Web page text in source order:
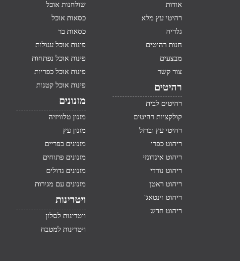
אודות
רהיטי עץ מלא
גלריה
חנות רהיטים
מבצעים
צור קשר
רהיטים
רהיטים לבית
קולקציות רהיטים
רהיטי עץ וברזל
ריהוט כפרי
ריהוט אינדונזי
ריהוט נורדי
ריהוט ראטן
ריהוט וינטאג'
ריהוט חדש
שולחנות אוכל
כסאות אוכל
כסאות בר
פינות אוכל עגולות
פינות אוכל נפתחות
פינות אוכל כפריות
פינות אוכל קטנות
מזנונים
מזנון טלוויזיה
מזנון עץ
מזנונים כפריים
מזנונים פתוחים
מזנונים גדולים
מזנונים עם מגירות
ויטרינות
ויטרינות לסלון
ויטרינות למטבח